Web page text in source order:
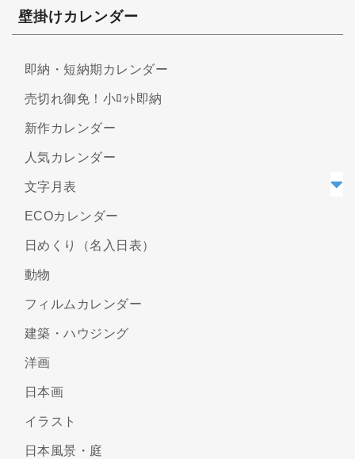
壁掛けカレンダー
即納・短納期カレンダー
売切れ御免！小ﾛｯﾄ即納
新作カレンダー
人気カレンダー
文字月表
ECOカレンダー
日めくり（名入日表）
動物
フィルムカレンダー
建築・ハウジング
洋画
日本画
イラスト
日本風景・庭